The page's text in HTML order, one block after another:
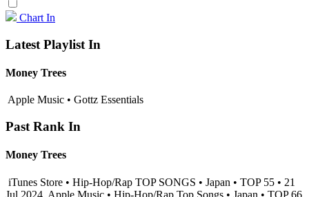
Chart In
Latest Playlist In
Money Trees
Apple Music • Gottz Essentials
Past Rank In
Money Trees
iTunes Store • Hip-Hop/Rap TOP SONGS • Japan • TOP 55 • 21
Jul 2024 Apple Music • Hip-Hop/Rap Top Songs • Japan • TOP 66